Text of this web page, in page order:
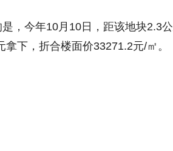
，今年10月10日，距该地块2.3
拿下，折合楼面价33271.2元/㎡。